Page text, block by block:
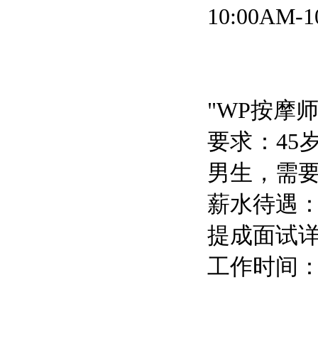
10:00AM-
"WP按摩师
要求：45
男生，需
薪水待遇
提成面试
工作时间